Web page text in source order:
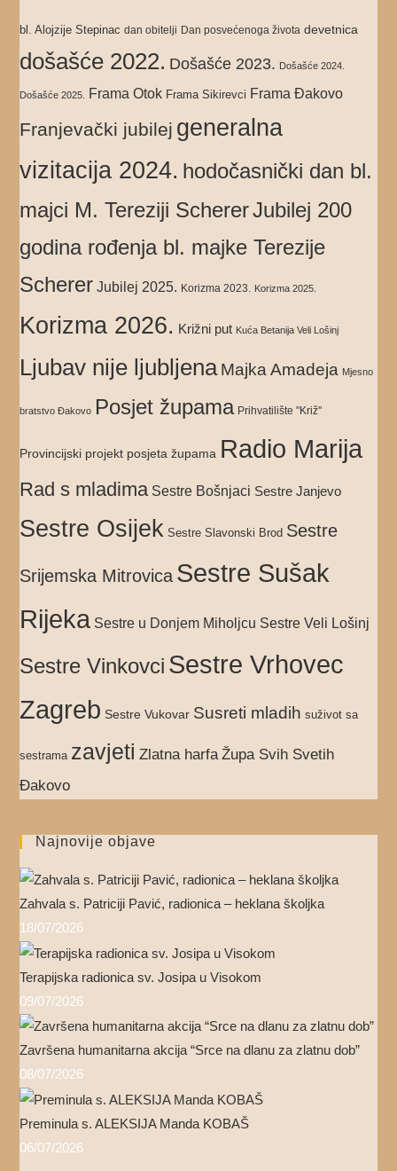
bl. Alojzije Stepinac dan obitelji Dan posvećenoga života devetnica
došašće 2022. Došašće 2023. Došašće 2024.
Došašće 2025. Frama Otok Frama Sikirevci Frama Đakovo
Franjevački jubilej generalna
vizitacija 2024. hodočasnički dan bl.
majci M. Tereziji SchererJubilej 200
godina rođenja bl. majke Terezije
Scherer Jubilej 2025. Korizma 2023. Korizma 2025.
Korizma 2026. Križni put Kuća Betanija Veli Lošinj
Ljubav nije ljubljena Majka Amadeja Mjesno
bratstvo Đakovo Posjet župama Prihvatilište "Križ"
Provincijski projekt posjeta župama Radio Marija
Rad s mladima Sestre Bošnjaci Sestre Janjevo
Sestre Osijek Sestre Slavonski Brod Sestre
Srijemska Mitrovica Sestre Sušak
Rijeka Sestre u Donjem Miholjcu Sestre Veli Lošinj
Sestre Vinkovci Sestre Vrhovec
Zagreb Sestre Vukovar Susreti mladih suživot sa
sestrama zavjeti Zlatna harfa Župa Svih Svetih
Đakovo
Najnovije objave
Zahvala s. Patriciji Pavić, radionica – heklana školjka
18/07/2026
Terapijska radionica sv. Josipa u Visokom
09/07/2026
Završena humanitarna akcija “Srce na dlanu za zlatnu dob”
08/07/2026
Preminula s. ALEKSIJA Manda KOBAŠ
06/07/2026